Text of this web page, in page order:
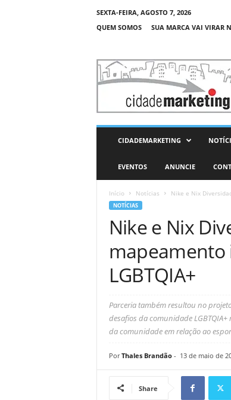
SEXTA-FEIRA, AGOSTO 7, 2026
QUEM SOMOS
SUA MARCA VAI VIRAR
C
d
CIDADEMARKETING
EVENTOS ANUNCIE
Início Notícias Nike e Nix
NOTÍCIAS
Nike e Nix
mapeamento
LGBTQIA+
Parceria também resultou no
desafios da comunidade
da comunidade em relação ao
Por Thales Brandão- 13 de maio de
Share